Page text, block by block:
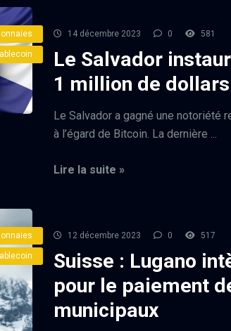
14 décembre 2023 0 581
Le Salvador
1 million de dollars
Le Salvador a gagné une notoriété
à l’égard de Bitcoin. La dernière ...
Lire la suite »
12 décembre 2023 0 517
Suisse : Lugano
pour le paiement
municipaux